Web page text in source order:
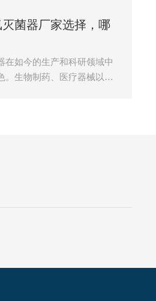
菌器厂家选择，哪
合当下需
在如今的生产和科研领域中
。生物制药、医疗器械以及